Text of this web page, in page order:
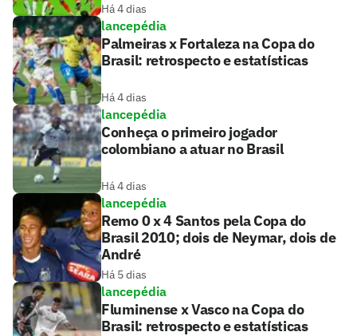
Há 4 dias
lancepédia
Palmeiras x Fortaleza na Copa do
Brasil: retrospecto e estatísticas
Há 4 dias
lancepédia
Conheça o primeiro jogador
colombiano a atuar no Brasil
Há 4 dias
lancepédia
Remo 0 x 4 Santos pela Copa do
Brasil 2010; dois de Neymar, dois de
André
Há 5 dias
lancepédia
Fluminense x Vasco na Copa do
Brasil: retrospecto e estatísticas